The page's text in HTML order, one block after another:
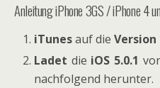
Anleitung iPhone 3GS / iPhone 4
iTunesauf dieVersion
Ladet die iOS 5.0.1
nachfolgend herunter.